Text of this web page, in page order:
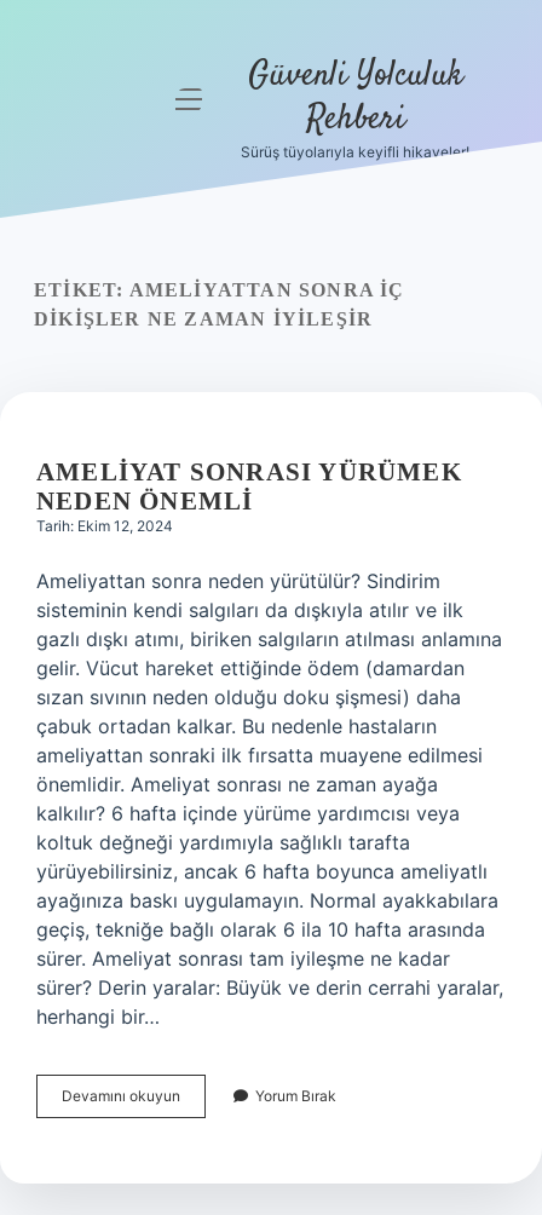
Yasal Uyarı
menüyü Güvenli Yolculuk
Rehberi
Sürüş tüyolarıyla keyifli hikayeler!
ETIKET: AMELIYATTAN SONRA IÇ
DIKIŞLER NE ZAMAN IYILEŞIR
AMELIYAT SONRASI YÜRÜMEK
NEDEN ÖNEMLI
Tarih: Ekim 12, 2024
Ameliyattan sonra neden yürütülür? Sindirim
sisteminin kendi salgıları da dışkıyla atılır ve ilk
gazlı dışkı atımı, biriken salgıların atılması anlamına
gelir. Vücut hareket ettiğinde ödem (damardan
sızan sıvının neden olduğu doku şişmesi) daha
çabuk ortadan kalkar. Bu nedenle hastaların
ameliyattan sonraki ilk fırsatta muayene edilmesi
önemlidir. Ameliyat sonrası ne zaman ayağa
kalkılır? 6 hafta içinde yürüme yardımcısı veya
koltuk değneği yardımıyla sağlıklı tarafta
yürüyebilirsiniz, ancak 6 hafta boyunca ameliyatlı
ayağınıza baskı uygulamayın. Normal ayakkabılara
geçiş, tekniğe bağlı olarak 6 ila 10 hafta arasında
sürer. Ameliyat sonrası tam iyileşme ne kadar
sürer? Derin yaralar: Büyük ve derin cerrahi yaralar,
herhangi bir…
Devamını okuyun Ameliyat
Sonrası
Önemli
Yorum Bırak